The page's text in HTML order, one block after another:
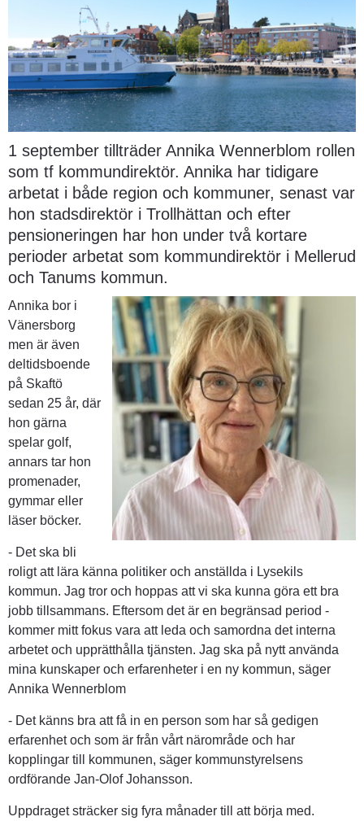
1 september tillträder Annika Wennerblom rollen
som tf kommundirektör. Annika har tidigare
arbetat i både region och kommuner, senast var
hon stadsdirektör i Trollhättan och efter
pensioneringen har hon under två kortare
perioder arbetat som kommundirektör i Mellerud
och Tanums kommun.
Annika bor i
Vänersborg
men är även
deltidsboende
på Skaftö
sedan 25 år, där
hon gärna
spelar golf,
annars tar hon
promenader,
gymmar eller
läser böcker.
- Det ska bli
roligt att lära känna politiker och anställda i Lysekils
kommun. Jag tror och hoppas att vi ska kunna göra ett bra
jobb tillsammans. Eftersom det är en begränsad period -
kommer mitt fokus vara att leda och samordna det interna
arbetet och upprätthålla tjänsten. Jag ska på nytt använda
mina kunskaper och erfarenheter i en ny kommun, säger
Annika Wennerblom
- Det känns bra att få in en person som har så gedigen
erfarenhet och som är från vårt närområde och har
kopplingar till kommunen, säger kommunstyrelsens
ordförande Jan-Olof Johansson.
Uppdraget sträcker sig fyra månader till att börja med.